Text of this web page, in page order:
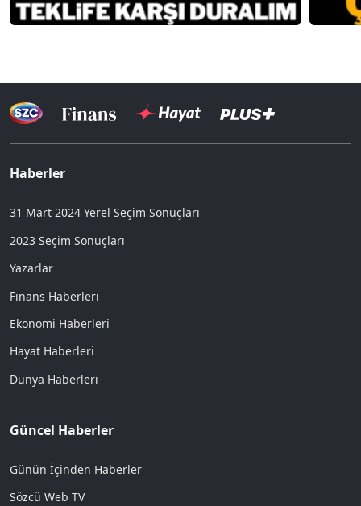
Haberler
31 Mart 2024 Yerel Seçim Sonuçları
2023 Seçim Sonuçları
Yazarlar
Finans Haberleri
Ekonomi Haberleri
Hayat Haberleri
Dünya Haberleri
Güncel Haberler
Günün İçinden Haberler
Sözcü Web TV